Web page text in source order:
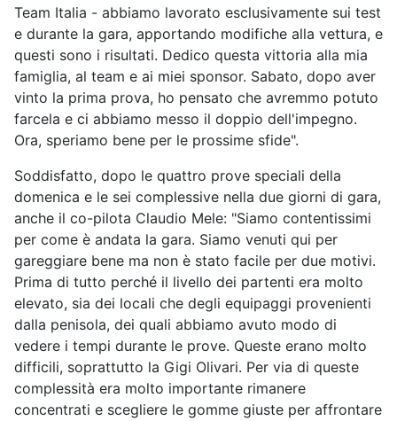
Team Italia - abbiamo lavorato esclusivamente sui test
e durante la gara, apportando modifiche alla vettura, e
questi sono i risultati. Dedico questa vittoria alla mia
famiglia, al team e ai miei sponsor. Sabato, dopo aver
vinto la prima prova, ho pensato che avremmo potuto
farcela e ci abbiamo messo il doppio dell'impegno.
Ora, speriamo bene per le prossime sfide".
Soddisfatto, dopo le quattro prove speciali della
domenica e le sei complessive nella due giorni di gara,
anche il co-pilota Claudio Mele: "Siamo contentissimi
per come è andata la gara. Siamo venuti qui per
gareggiare bene ma non è stato facile per due motivi.
Prima di tutto perché il livello dei partenti era molto
elevato, sia dei locali che degli equipaggi provenienti
dalla penisola, dei quali abbiamo avuto modo di
vedere i tempi durante le prove. Queste erano molto
difficili, soprattutto la Gigi Olivari. Per via di queste
complessità era molto importante rimanere
concentrati e scegliere le gomme giuste per affrontare